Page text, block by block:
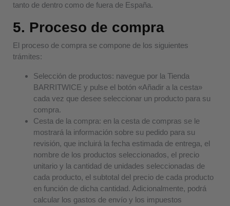
tanto de dentro como de fuera de España.
5. Proceso de compra
El proceso de compra se compone de los siguientes
trámites:
Selección de productos: navegue por la Tienda
BARRITWICE y pulse el botón «Añadir a la cesta»
cada vez que desee seleccionar un producto para su
compra.
Cesta de la compra: en la cesta de compras se le
mostrará la información sobre su pedido para su
revisión, que incluirá la fecha estimada de entrega, el
nombre de los productos seleccionados, el precio
unitario y la cantidad de unidades seleccionadas de
cada producto, el subtotal del precio de cada producto
en función de dicha cantidad. Adicionalmente, podrá
calcular los gastos de envío y los impuestos